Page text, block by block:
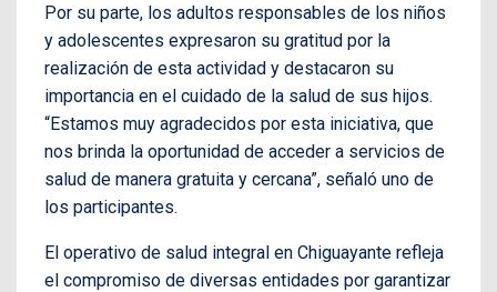
Por su parte, los adultos responsables de los niños
y adolescentes expresaron su gratitud por la
realización de esta actividad y destacaron su
importancia en el cuidado de la salud de sus hijos.
“Estamos muy agradecidos por esta iniciativa, que
nos brinda la oportunidad de acceder a servicios de
salud de manera gratuita y cercana”, señaló uno de
los participantes.
El operativo de salud integral en Chiguayante refleja
el compromiso de diversas entidades por garantizar